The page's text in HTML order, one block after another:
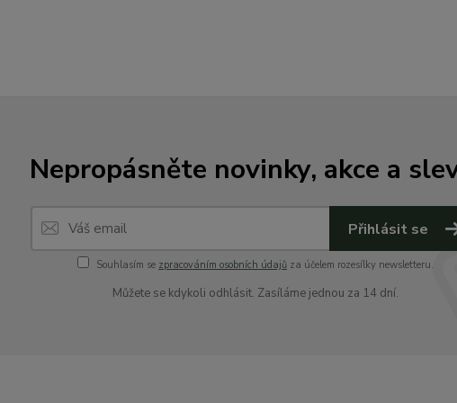
Nepropásněte novinky, akce a
Přihlásit se
Souhlasím se zpracováním osobních údajů za účelem rozesílky newsletteru.
Můžete se kdykoli odhlásit. Zasíláme jednou za 14 dní.